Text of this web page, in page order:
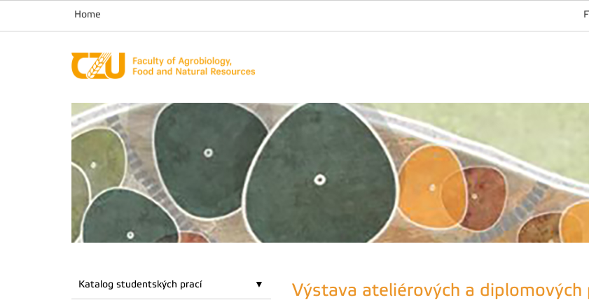
Home
Katalog studentských prací Výstava ateliérových a diplomových